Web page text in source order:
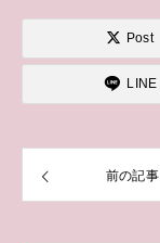
Post
LINE
前の記事